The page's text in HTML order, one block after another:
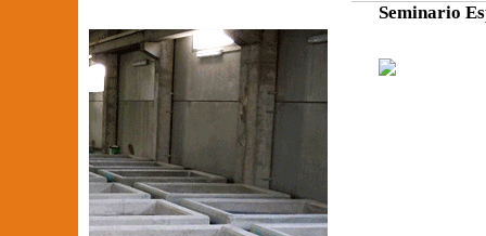
Seminario